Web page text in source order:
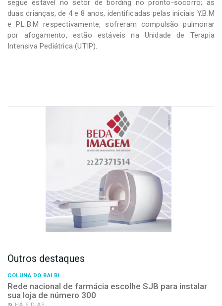
segue estável no setor de bording no pronto-socorro; as
duas crianças, de 4 e 8 anos, identificadas pelas iniciais Y.B.M
e P.L.B.M respectivamente, sofreram compulsão pulmonar
por afogamento, estão estáveis na Unidade de Terapia
Intensiva Pediátrica (UTIP).
Outros destaques
COLUNA DO BALBI
Rede nacional de farmácia escolhe SJB para instalar
sua loja de número 300